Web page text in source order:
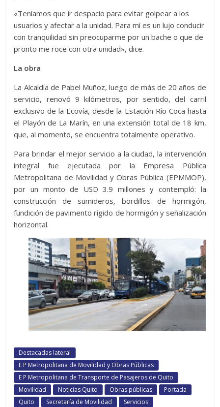
«Teníamos que ir despacio para evitar golpear a los
usuarios y afectar a la unidad. Para mí es un lujo conducir
con tranquilidad sin preocuparme por un bache o que de
pronto me roce con otra unidad», dice.
La obra
La Alcaldía de Pabel Muñoz, luego de más de 20 años de
servicio, renovó 9 kilómetros, por sentido, del carril
exclusivo de la Ecovía, desde la Estación Río Coca hasta
el Playón de La Marín, en una extensión total de 18 km,
que, al momento, se encuentra totalmente operativo.
Para brindar el mejor servicio a la ciudad, la intervención
integral fue ejecutada por la Empresa Pública
Metropolitana de Movilidad y Obras Pública (EPMMOP),
por un monto de USD 3.9 millones y contempló: la
construcción de sumideros, bordillos de hormigón,
fundición de pavimento rígido de hormigón y señalización
horizontal.
Destacadas lateral
E P Metropolitana de Movilidad y Obras Públicas
E P Metropolitana de Transporte de Pasajeros de Quito
Movilidad
Noticias Quito Obras públicas
Portada
Quito
Secretaría de Movilidad Servicios